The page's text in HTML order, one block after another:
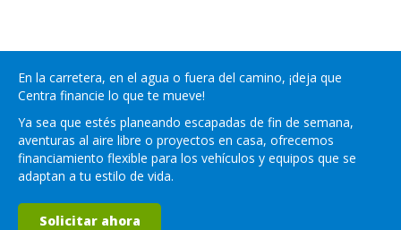
En la carretera, en el agua o fuera del camino, ¡deja que
Centra financie lo que te mueve!
Ya sea que estés planeando escapadas de fin de semana,
aventuras al aire libre o proyectos en casa, ofrecemos
financiamiento flexible para los vehículos y equipos que se
adaptan a tu estilo de vida.
Solicitar ahora